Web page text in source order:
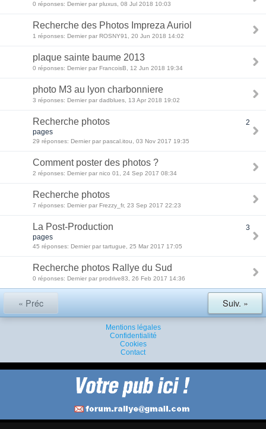
0 réponses: Dernier par pluxus, 08 Jul 2018 10:03
Recherche des Photos Impreza Auriol
1 réponses: Dernier par ROSNY91, 20 Jun 2018 14:02
plaque sainte baume 2013
0 réponses: Dernier par FrancoisB, 12 Jun 2018 19:34
photo M3 au lyon charbonniere
3 réponses: Dernier par dadblues, 13 Apr 2018 19:02
Recherche photos
2
pages
29 réponses: Dernier par pascal.itou, 03 Nov 2017 19:35
Comment poster des photos ?
2 réponses: Dernier par nico 01, 24 Sep 2017 08:34
Recherche photos
7 réponses: Dernier par Frezzy_fr, 23 Sep 2017 22:23
La Post-Production
3
pages
45 réponses: Dernier par tartugue, 25 Mar 2017 17:05
Recherche photos Rallye du Sud
0 réponses: Dernier par prodrive83, 26 Feb 2017 14:36
« Préc Suiv. »
Mentions légales
Confidentialité
Cookies
Contact